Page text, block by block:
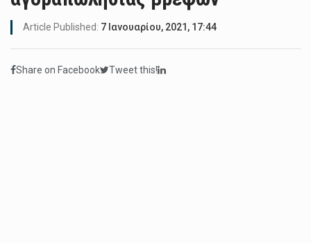
Article Published: 7 Ιανουαρίου, 2021, 17:44
Share on Facebook Tweet this!